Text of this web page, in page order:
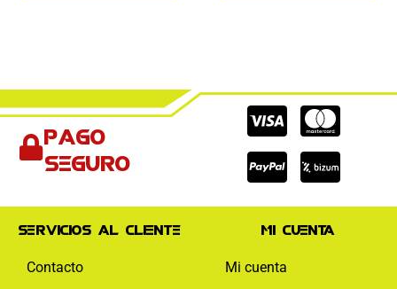
Pago
seguro
Cc-
visa
Cc-
Cc-
paypal
Servicios al cliente
Contacto
Mi cuenta
Mi cuenta